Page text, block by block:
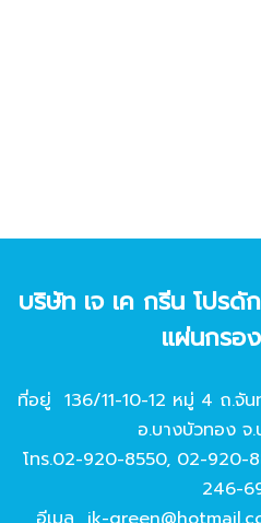
บริษัท เจ เค กรีน โปร
แผ่นกรอ
ที่อยู่ 136/11-10-12 หมู่ 4 ถ.จั
อ.บางบัวทอง จ.
โทร.02-920-8550, 02-920-
246-